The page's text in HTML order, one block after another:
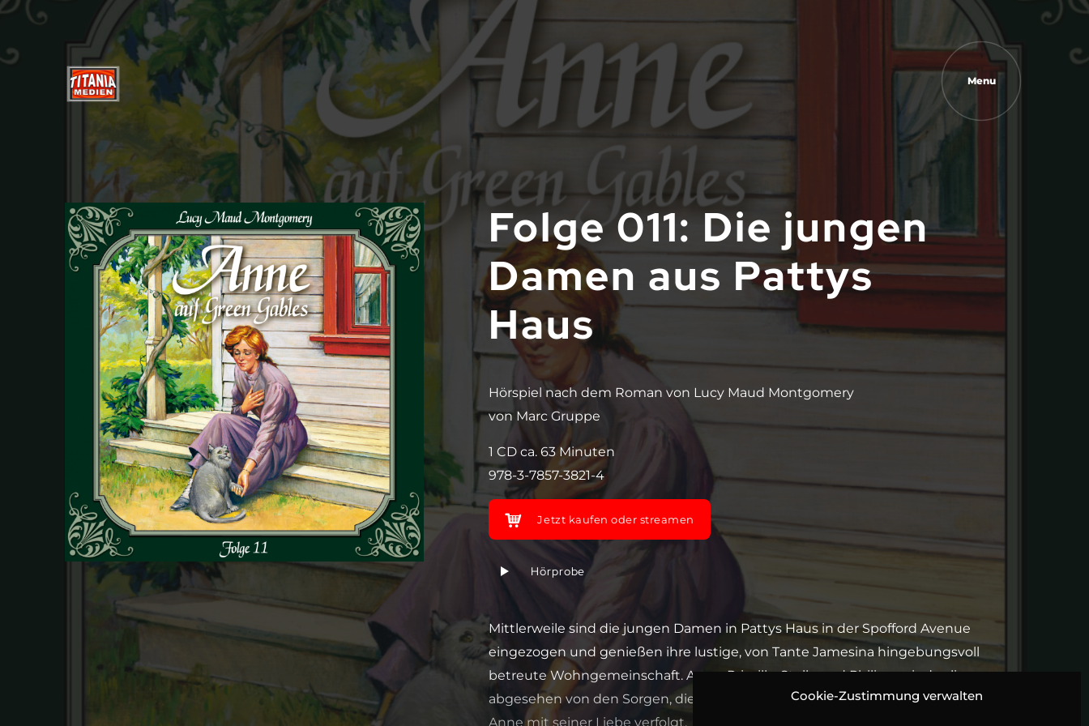
Cookie-Zustimmung verwalten
Menu
Folge 011: Die jungen
Damen aus Pattys
Haus
Hörspiel nach dem Roman von Lucy Maud Montgomery
von Marc Gruppe
1 CD ca. 63 Minuten
978-3-7857-3821-4
Jetzt kaufen oder streamen
Hörprobe
Mittlerweile sind die jungen Damen in Pattys Haus in der Spofford Avenue
eingezogen und genießen ihre lustige, von Tante Jamesina hingebungsvoll
betreute Wohngemeinschaft. Anne, Priscilla, Stella und Philippa sind selig –
abgesehen von den Sorgen, die ihnen ein räudiger Straßenkater bereitet, der
Anne mit seiner Liebe verfolgt.